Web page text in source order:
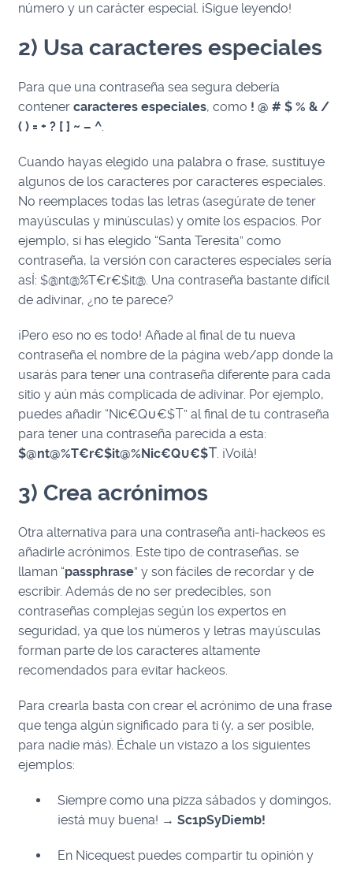
número y un carácter especial. ¡Sigue leyendo!
2) Usa caracteres especiales
Para que una contraseña sea segura debería
contenercaracteres especiales, como ! @ # $ % & /
( ) = + ? [ ] ~ – ^.
Cuando hayas elegido una palabra o frase, sustituye
algunos de los caracteres por caracteres especiales.
No reemplaces todas las letras (asegúrate de tener
mayúsculas y minúsculas) y omite los espacios. Por
ejemplo, si has elegido “Santa Teresita” como
contraseña, la versión con caracteres especiales sería
asÍ: $@nt@%T€r€$it@. Una contraseña bastante difícil
de adivinar, ¿no te parece?
¡Pero eso no es todo! Añade al final de tu nueva
contraseña el nombre de la página web/app donde la
usarás para tener una contraseña diferente para cada
sitio y aún más complicada de adivinar. Por ejemplo,
puedes añadir “Nic€Q∪€$⟙” al final de tu contraseña
para tener una contraseña parecida a esta:
$@nt@%T€r€$it@%Nic€Q∪€$⟙. ¡Voilà!
3) Crea acrónimos
Otra alternativa para una contraseña anti-hackeos es
añadirle acrónimos. Este tipo de contraseñas, se
llaman “passphrase” y son fáciles de recordar y de
escribir. Además de no ser predecibles, son
contraseñas complejas según los expertos en
seguridad, ya que los números y letras mayúsculas
forman parte de los caracteres altamente
recomendados para evitar hackeos.
Para crearla basta con crear el acrónimo de una frase
que tenga algún significado para ti (y, a ser posible,
para nadie más). Échale un vistazo a los siguientes
ejemplos:
Siempre como una pizza sábados y domingos,
¡está muy buena! →Sc1pSyD¡emb!
En Nicequest puedes compartir tu opinión y